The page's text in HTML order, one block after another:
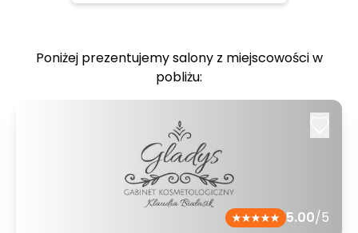
Poniżej prezentujemy salony z miejscowości w
pobliżu:
5.00/5